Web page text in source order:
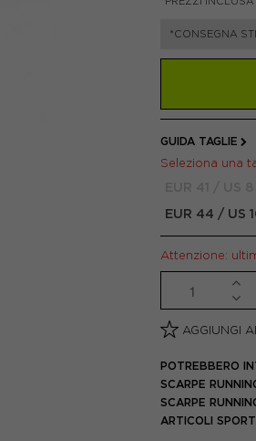
*CONSEGNA
GUIDA TAGLIE
Seleziona una
EUR 44 / US
Attenzione:
AGGIUNGI
POTREBBERO
SCARPE
SCARPE
ARTICOLI